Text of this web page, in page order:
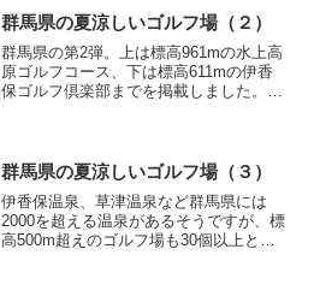
の避暑ゴルフにとって最適な場所のよう
です。関東の標高...
群馬県の夏涼しいゴルフ場（２）
群馬県の第2弾。上は標高961mの水上高
原ゴルフコース、下は標高611mの伊香
保ゴルフ倶楽部までを掲載しました。お
950m前後で宿泊施設...
群馬県の夏涼しいゴルフ場（３）
伊香保温泉、草津温泉など群馬県には
2000を超える温泉があるそうですが、標
高500m超えのゴルフ場も30個以上と非